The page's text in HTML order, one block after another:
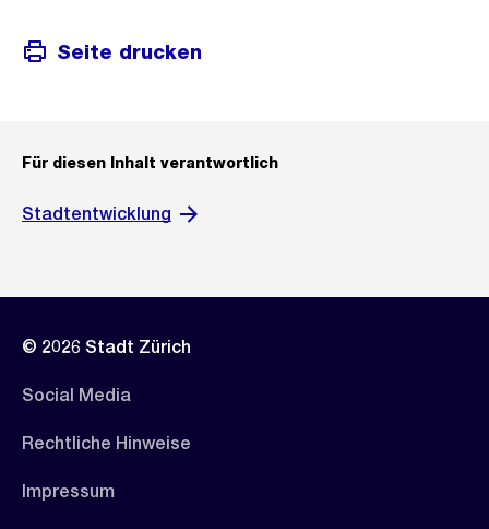
Seite drucken
Für diesen Inhalt verantwortlich
Stadtentwicklung
© 2026 Stadt Zürich
Social Media
Rechtliche Hinweise
Impressum